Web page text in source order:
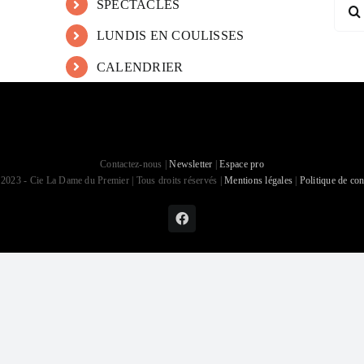
SPECTACLES
LUNDIS EN COULISSES
CALENDRIER
Contactez-nous |Newsletter |Espace pro
- Cie La Dame du Premier | Tous droits réservés |Mentions légales| Politique de
Facebook